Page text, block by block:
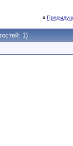
«
1)